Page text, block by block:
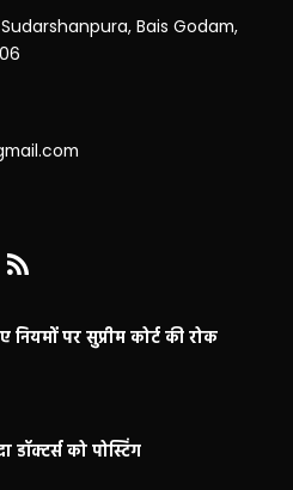
Bais Godam,
पर सुप्रीम कोर्ट की रोक
डॉक्टर्स को पोस्टिंग